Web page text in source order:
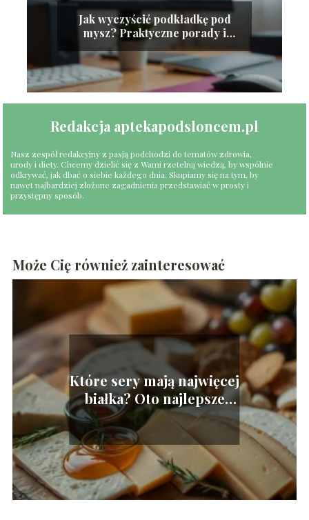
Jak wyczyścić podkładkę pod
mysz? Praktyczne porady i
metody
Redakcja aptekapodsloncem.pl
Nasz zespół redakcyjny z pasją podchodzi do tematów zdrowia,
urody i diety. Chcemy dzielić się z Wami rzetelną wiedzą, by wspólnie
odkrywać, jak dbać o siebie każdego dnia. Skupiamy się na tym, by
nawet najbardziej złożone zagadnienia przedstawiać w prosty i
przystępny sposób.
Może Cię również zainteresować
Które sery mają najwięcej
białka? Oto najlepsze
wybory